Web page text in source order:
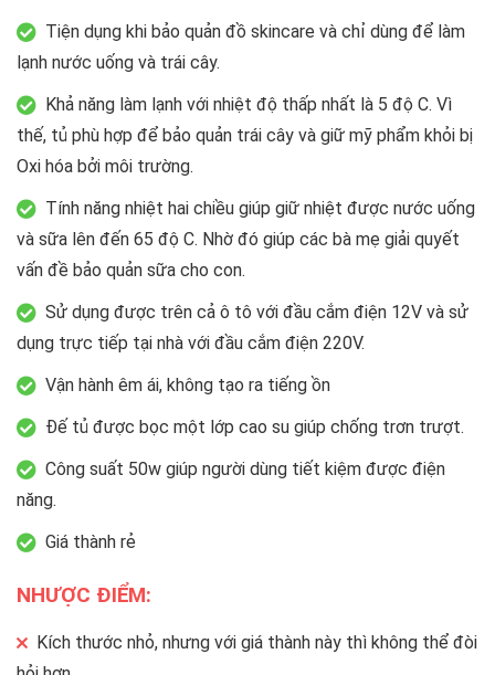
Tiện dụng khi bảo quản đồ skincare và chỉ dùng để làm
lạnh nước uống và trái cây.
Khả năng làm lạnh với nhiệt độ thấp nhất là 5 độ C. Vì
thế, tủ phù hợp để bảo quản trái cây và giữ mỹ phẩm khỏi bị
Oxi hóa bởi môi trường.
Tính năng nhiệt hai chiều giúp giữ nhiệt được nước uống
và sữa lên đến 65 độ C. Nhờ đó giúp các bà mẹ giải quyết
vấn đề bảo quản sữa cho con.
Sử dụng được trên cả ô tô với đầu cắm điện 12V và sử
dụng trực tiếp tại nhà với đầu cắm điện 220V.
Vận hành êm ái, không tạo ra tiếng ồn
Đế tủ được bọc một lớp cao su giúp chống trơn trượt.
Công suất 50w giúp người dùng tiết kiệm được điện
năng.
Giá thành rẻ
NHƯỢC ĐIỂM:
Kích thước nhỏ, nhưng với giá thành này thì không thể đòi